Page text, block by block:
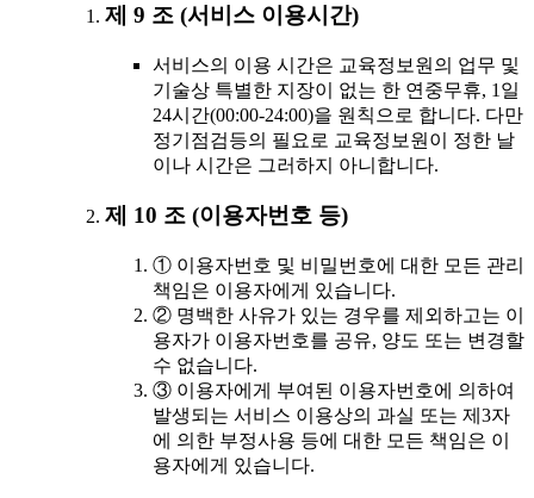
제 9 조 (서비스 이용시간)
서비스의 이용 시간은 교육정보원의 업무 및
기술상 특별한 지장이 없는 한 연중무휴, 1일
24시간(00:00-24:00)을 원칙으로 합니다. 다만
정기점검등의 필요로 교육정보원이 정한 날
이나 시간은 그러하지 아니합니다.
제 10 조 (이용자번호 등)
① 이용자번호 및 비밀번호에 대한 모든 관리
책임은 이용자에게 있습니다.
② 명백한 사유가 있는 경우를 제외하고는 이
용자가 이용자번호를 공유, 양도 또는 변경할
수 없습니다.
③ 이용자에게 부여된 이용자번호에 의하여
발생되는 서비스 이용상의 과실 또는 제3자
에 의한 부정사용 등에 대한 모든 책임은 이
용자에게 있습니다.